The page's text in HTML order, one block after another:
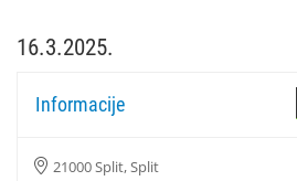
16.3.2025.
Informacije
21000 Split, Split